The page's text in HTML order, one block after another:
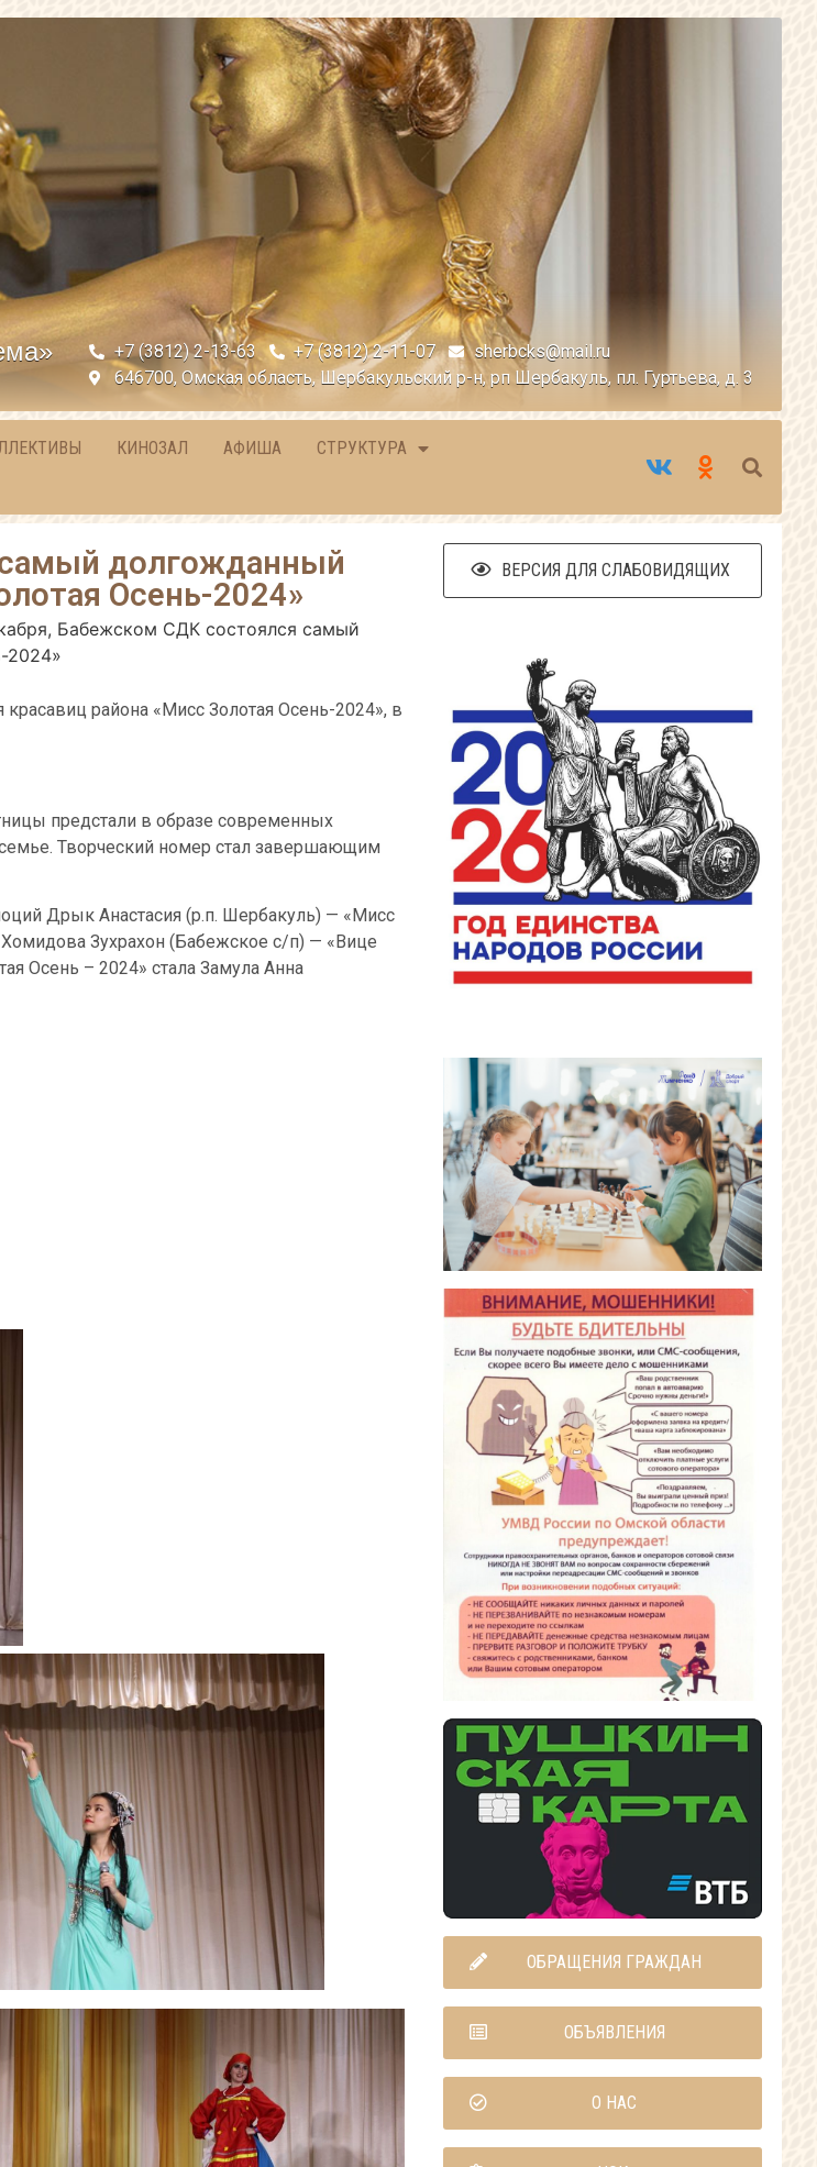
+7 (3812) 2-13-63 +7 (3812) 2-11-07
sherbcks@mail.ru
646700, Омская область, Шербакульский р-н, рп Шербакуль, пл. Гуртьева, д. 3
КИНОЗАЛ АФИША
СТРУКТУРА
долгожданный
Осень-2024»
Бабежском СДК состоялся самый
2024»
района «Мисс Золотая Осень-2024», в
предстали в образе современных
Творческий номер стал завершающим
Дрык Анастасия (р.п. Шербакуль) — «Мисс
Зухрахон (Бабежское с/п) — «Вице
Осень – 2024» стала Замула Анна
ВЕРСИЯ ДЛЯ СЛАБОВИДЯЩИХ
ОБРАЩЕНИЯ ГРАЖДАН
ОБЪЯВЛЕНИЯ
О НАС